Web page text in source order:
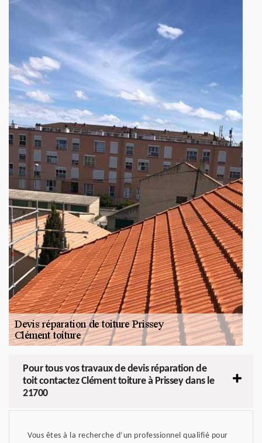
Pour tous vos travaux de devis réparation de
toit contactez Clément toiture à Prissey dans le
21700
Vous êtes à la recherche d’un professionnel qualifié pour